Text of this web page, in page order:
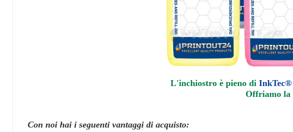
L'inchiostro è pieno di InkTec®
Offriamo la
Con noi hai i seguenti vantaggi di acquisto: